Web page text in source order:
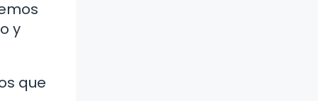
y
que